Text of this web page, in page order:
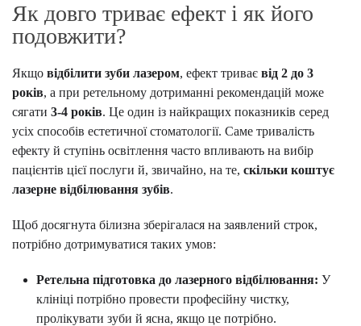
Як довго триває ефект і як його
подовжити?
Якщо відбілити зуби лазером, ефект триває від 2 до 3
років, а при ретельному дотриманні рекомендацій може
сягати 3-4 років. Це один із найкращих показників серед
усіх способів естетичної стоматології. Саме тривалість
ефекту й ступінь освітлення часто впливають на вибір
пацієнтів цієї послуги й, звичайно, на те, скільки коштує
лазерне відбілювання зубів.
Щоб досягнута білизна зберігалася на заявлений строк,
потрібно дотримуватися таких умов:
Ретельна підготовка до лазерного відбілювання: У
клініці потрібно провести професійну чистку,
пролікувати зуби й ясна, якщо це потрібно.